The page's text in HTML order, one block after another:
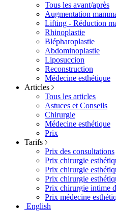
Tous les avant/après
Augmentation
Lifting - Réduction
Rhinoplastie
Blépharoplastie
Abdominoplastie
Liposuccion
Reconstruction
Médecine esthétique
Articles
Tous les articles
Astuces et Conseils
Chirurgie
Médecine esthétique
Prix
Tarifs
Prix des consultations
Prix chirurgie
Prix chirurgie
Prix chirurgie
Prix chirurgie intime
Prix médecine
English